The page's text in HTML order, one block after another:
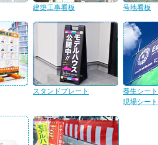
建築工事看板 号地看板
スタンドプレート
養生シート
現場シート